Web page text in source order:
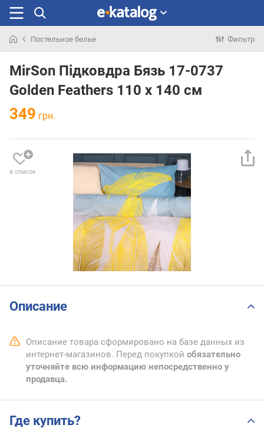
раньше
Постельное белье Фильтр
MirSon Підковдра Бязь 17-0737
Golden Feathers 110 x 140 см
349 грн.
в список
Описание
Описание товара сформировано на базе данных из
интернет-магазинов. Перед покупкой обязательно
уточняйте всю информацию непосредственно у
продавца.
Где купить?